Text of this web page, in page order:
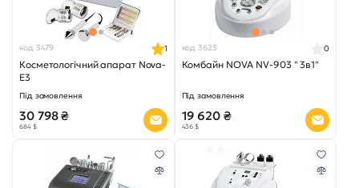
код 3479
Косметологічний апарат Nova-
E3
1
Під замовлення
30 798 ₴
684 $
код 3623
Комбайн NOVA NV-903 " 3в1"
0
Під замовлення
19 620 ₴
436 $